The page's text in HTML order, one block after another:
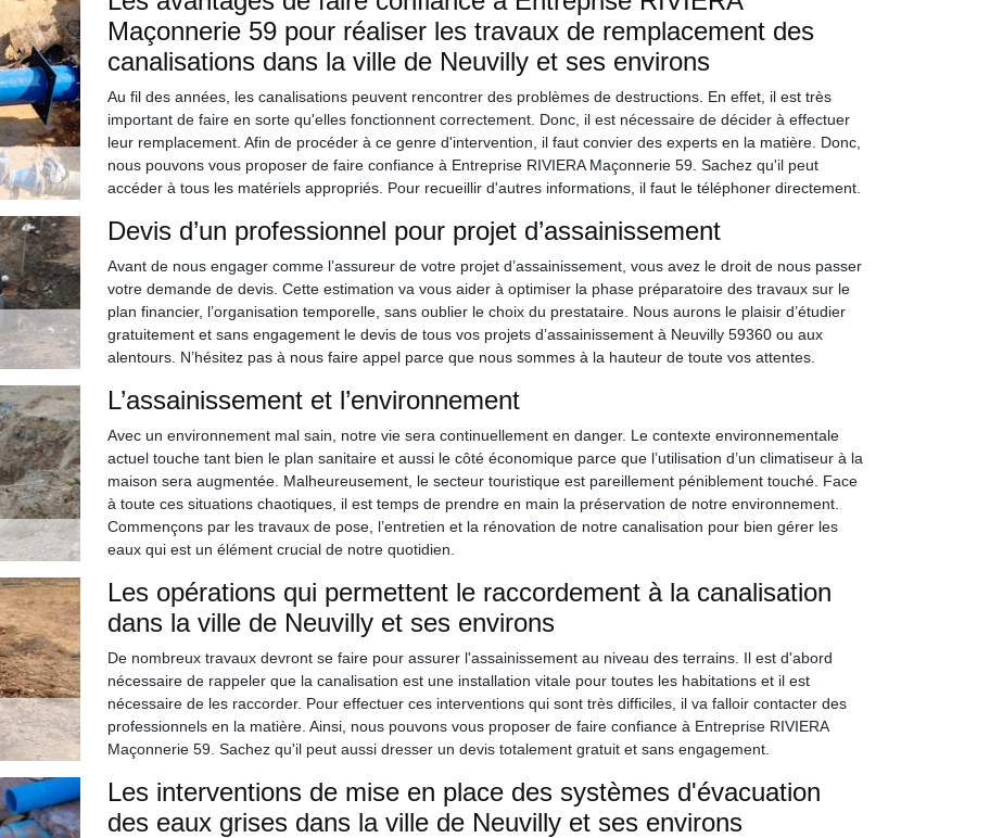
Maçonnerie 59 pour réaliser les travaux de remplacement des
canalisations dans la ville de Neuvilly et ses environs
Au fil des années, les canalisations peuvent rencontrer des problèmes de destructions. En effet, il est très
important de faire en sorte qu'elles fonctionnent correctement. Donc, il est nécessaire de décider à effectuer
leur remplacement. Afin de procéder à ce genre d'intervention, il faut convier des experts en la matière. Donc,
nous pouvons vous proposer de faire confiance à Entreprise RIVIERA Maçonnerie 59. Sachez qu'il peut
accéder à tous les matériels appropriés. Pour recueillir d'autres informations, il faut le téléphoner directement.
Devis d’un professionnel pour projet d’assainissement
Avant de nous engager comme l’assureur de votre projet d’assainissement, vous avez le droit de nous passer
votre demande de devis. Cette estimation va vous aider à optimiser la phase préparatoire des travaux sur le
plan financier, l’organisation temporelle, sans oublier le choix du prestataire. Nous aurons le plaisir d’étudier
gratuitement et sans engagement le devis de tous vos projets d’assainissement à Neuvilly 59360 ou aux
alentours. N’hésitez pas à nous faire appel parce que nous sommes à la hauteur de toute vos attentes.
L’assainissement et l’environnement
Avec un environnement mal sain, notre vie sera continuellement en danger. Le contexte environnementale
actuel touche tant bien le plan sanitaire et aussi le côté économique parce que l’utilisation d’un climatiseur à la
maison sera augmentée. Malheureusement, le secteur touristique est pareillement péniblement touché. Face
à toute ces situations chaotiques, il est temps de prendre en main la préservation de notre environnement.
Commençons par les travaux de pose, l’entretien et la rénovation de notre canalisation pour bien gérer les
eaux qui est un élément crucial de notre quotidien.
Les opérations qui permettent le raccordement à la canalisation
dans la ville de Neuvilly et ses environs
De nombreux travaux devront se faire pour assurer l'assainissement au niveau des terrains. Il est d'abord
nécessaire de rappeler que la canalisation est une installation vitale pour toutes les habitations et il est
nécessaire de les raccorder. Pour effectuer ces interventions qui sont très difficiles, il va falloir contacter des
professionnels en la matière. Ainsi, nous pouvons vous proposer de faire confiance à Entreprise RIVIERA
Maçonnerie 59. Sachez qu'il peut aussi dresser un devis totalement gratuit et sans engagement.
Les interventions de mise en place des systèmes d'évacuation
des eaux grises dans la ville de Neuvilly et ses environs